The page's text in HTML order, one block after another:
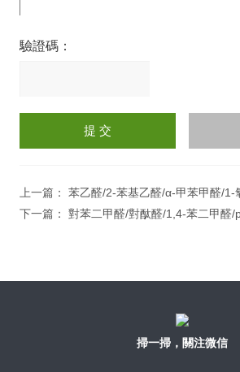
驗證碼：
上一篇： 苯乙醛/2-苯基乙醛/α-甲苯甲醛/1-氧代-2-苯
下一篇： 對苯二甲醛/對酞醛/1,4-苯二甲醛/
掃一掃，關注微信